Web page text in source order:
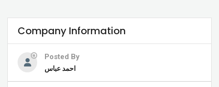
Company Information
Posted By
احمد عباس